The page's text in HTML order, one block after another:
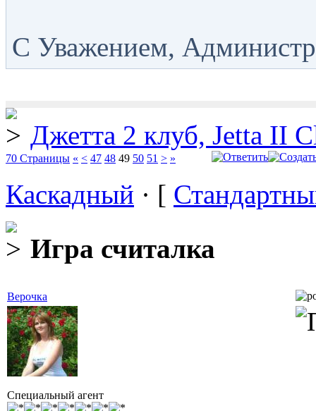
С Уважением,
Джетта 2 клуб, Jetta II
70 Страницы « < 47 48 49 50 51 > »
Каскадный · [
Игра считалка
Верочка
Специальный агент